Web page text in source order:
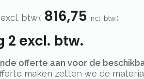
excl. btw.(816,75 incl. btw.)
2 excl. btw.
offerte aan voor de
maken zetten we de